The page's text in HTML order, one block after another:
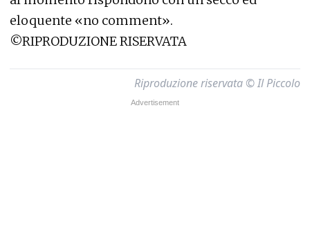
eloquente «no comment».
©RIPRODUZIONE RISERVATA
Riproduzione riservata © Il Piccolo